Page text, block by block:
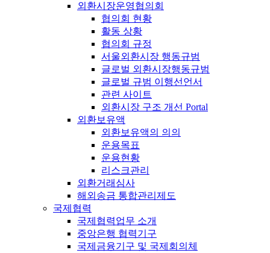
외환시장운영협의회
협의회 현황
활동 상황
협의회 규정
서울외환시장 행동규범
글로벌 외환시장행동규범
글로벌 규범 이행선언서
관련 사이트
외환시장 구조 개선 Portal
외환보유액
외환보유액의 의의
운용목표
운용현황
리스크관리
외환거래심사
해외송금 통합관리제도
국제협력
국제협력업무 소개
중앙은행 협력기구
국제금융기구 및 국제회의체